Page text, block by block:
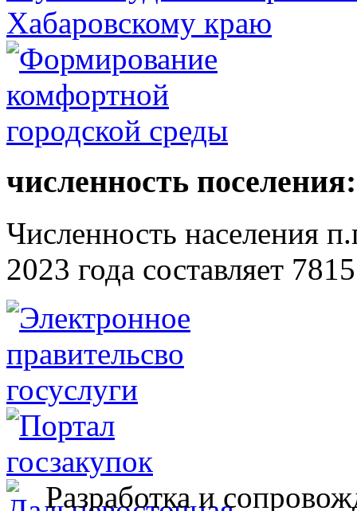
численность поселения:
Численность населения
2023 года составляет
Разработка и